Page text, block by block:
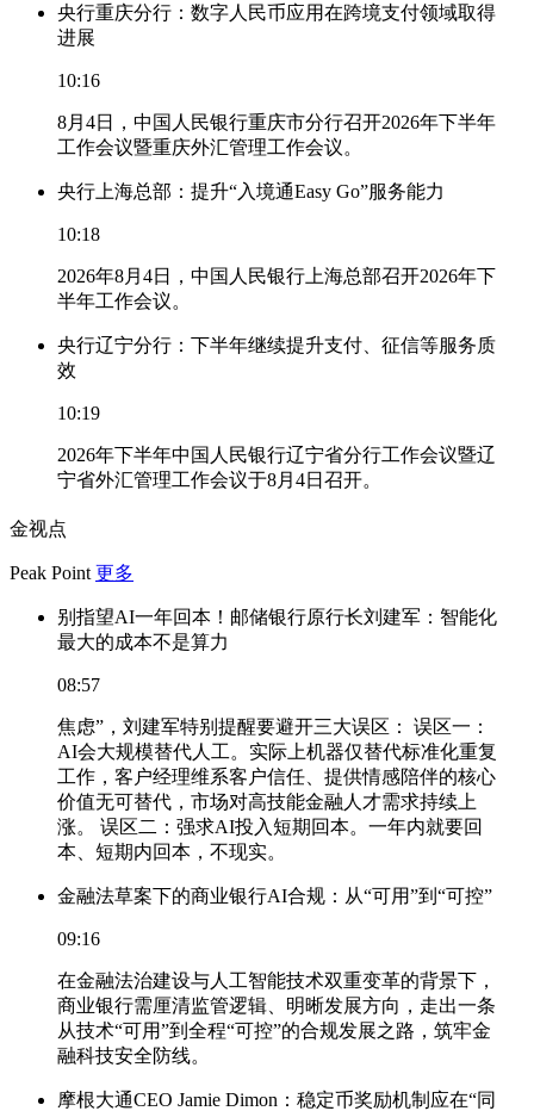
央行重庆分行：数字人民币应用在跨境支付领域取得
进展
10:16
8月4日，中国人民银行重庆市分行召开2026年下半年
工作会议暨重庆外汇管理工作会议。
央行上海总部：提升“入境通Easy Go”服务能力
10:18
2026年8月4日，中国人民银行上海总部召开2026年下
半年工作会议。
央行辽宁分行：下半年继续提升支付、征信等服务质
效
10:19
2026年下半年中国人民银行辽宁省分行工作会议暨辽
宁省外汇管理工作会议于8月4日召开。
金视点
Peak Point 更多
别指望AI一年回本！邮储银行原行长刘建军：智能化
最大的成本不是算力
08:57
焦虑”，刘建军特别提醒要避开三大误区： 误区一：
AI会大规模替代人工。实际上机器仅替代标准化重复
工作，客户经理维系客户信任、提供情感陪伴的核心
价值无可替代，市场对高技能金融人才需求持续上
涨。 误区二：强求AI投入短期回本。一年内就要回
本、短期内回本，不现实。
金融法草案下的商业银行AI合规：从“可用”到“可控”
09:16
在金融法治建设与人工智能技术双重变革的背景下，
商业银行需厘清监管逻辑、明晰发展方向，走出一条
从技术“可用”到全程“可控”的合规发展之路，筑牢金
融科技安全防线。
摩根大通CEO Jamie Dimon：稳定币奖励机制应在“同